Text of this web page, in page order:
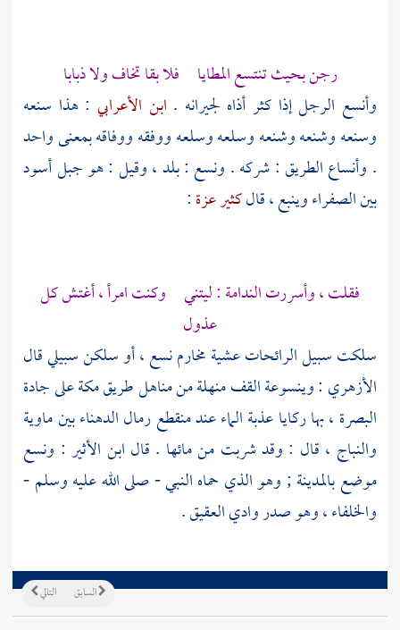
رجن بحيث تنتسع المطايا فلا بقا تخاف ولا ذبابا
وأنسع الرجل إذا كثر أذاه لجيرانه . ابن الأعرابي : هذا سنعه
وسنعه وشنعه وشنعه وسلعه وسلعه ووفقه ووفاقه بمعنى واحد
. وأنساع الطريق : شركه . ونسع : بلد ، وقيل : هو جبل أسود
بين الصفراء وينبع ، قالكثير عزة:
فقلت ، وأسررت الندامة : ليتني وكنت امرأ ، أغتش كل
عذول
سلكت سبيل الرائحات عشية مخارم نسع ، أو سلكن سبيلي قال
الأزهري : وينسوعة القف منهلة من مناهل طريق مكة على جادة
البصرة ، بها ركايا عذبة الماء عند منقطع رمالالدهناءبينماوية
والنباج ، قال : وقد شربت من مائها . قال ابن الأثير : ونسع
موضعبالمدينة; وهو الذي حماه النبي - صلى الله عليه وسلم -
والخلفاء ، وهو صدر وادي العقيق .
التالي السابق